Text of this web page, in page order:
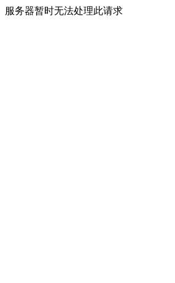
服务器暂时无法处理此请求